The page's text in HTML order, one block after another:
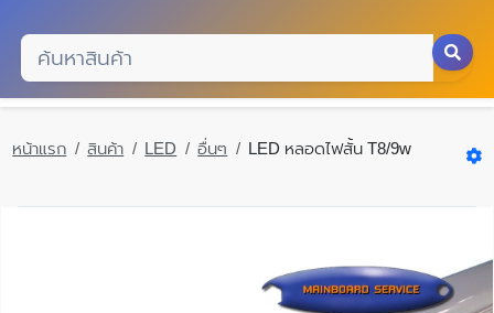
หน้าแรก สินค้า LED อื่นๆ LED หลอดไฟสั้น T8/9w